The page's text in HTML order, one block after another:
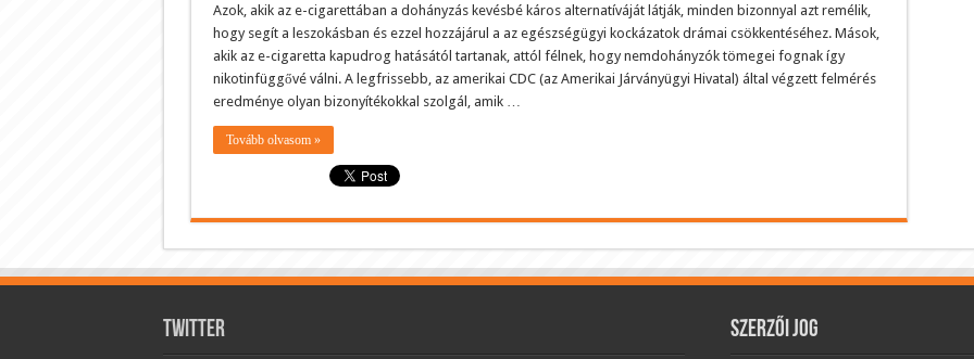
Azok, akik az e-cigarettában a dohányzás kevésbé káros alternatíváját látják, minden bizonnyal azt remélik,
hogy segít a leszokásban és ezzel hozzájárul a az egészségügyi kockázatok drámai csökkentéséhez. Mások,
akik az e-cigaretta kapudrog hatásától tartanak, attól félnek, hogy nemdohányzók tömegei fognak így
nikotinfüggővé válni. A legfrissebb, az amerikai CDC (az Amerikai Járványügyi Hivatal) által végzett felmérés
eredménye olyan bizonyítékokkal szolgál, amik …
Tovább olvasom »
Twitter Szerzői jog